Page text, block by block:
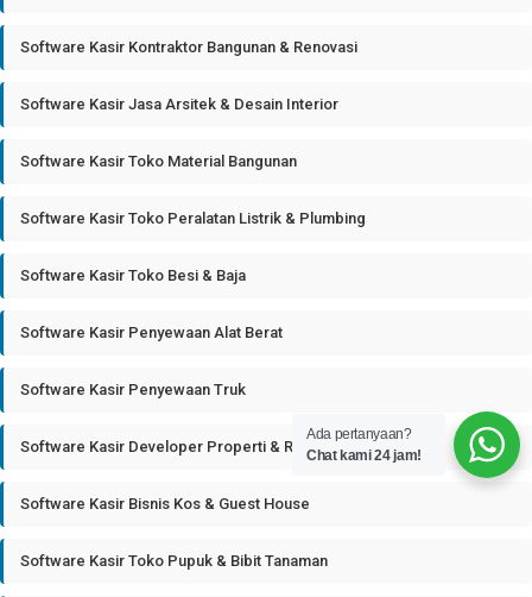
Software Kasir Kontraktor Bangunan & Renovasi
Software Kasir Jasa Arsitek & Desain Interior
Software Kasir Toko Material Bangunan
Software Kasir Toko Peralatan Listrik & Plumbing
Software Kasir Toko Besi & Baja
Software Kasir Penyewaan Alat Berat
Software Kasir Penyewaan Truk
Software Kasir Developer Properti & Real Estate
Software Kasir Bisnis Kos & Guest House
Software Kasir Toko Pupuk & Bibit Tanaman
Ada pertanyaan?
Chat kami 24 jam!